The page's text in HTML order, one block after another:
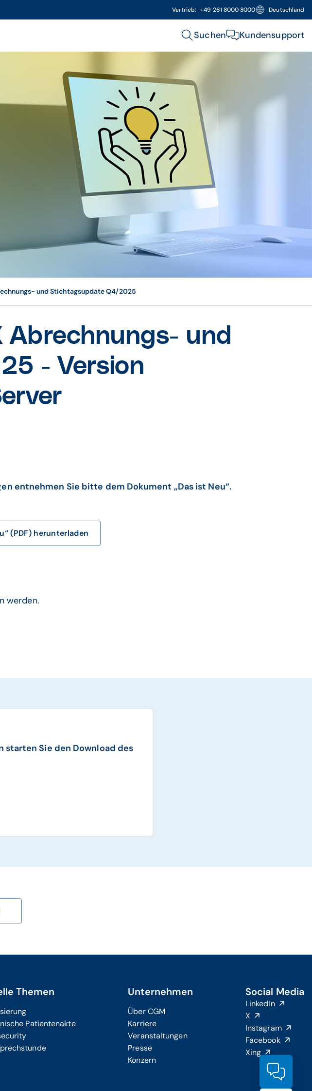
Vertrieb: +49 261 8000 8000 Deutschland
Suchen Kundensupport
und Stichtagsupdate Q4/2025
Abrechnungs- und
- Version
entnehmen Sie bitte dem Dokument „Das ist Neu“.
(PDF) herunterladen
werden.
Sie den Download des
Themen
Patientenakte
Unternehmen
Über CGM
Karriere
Veranstaltungen
Presse
Konzern
Social Media
LinkedIn
X
Instagram
Facebook
Xing